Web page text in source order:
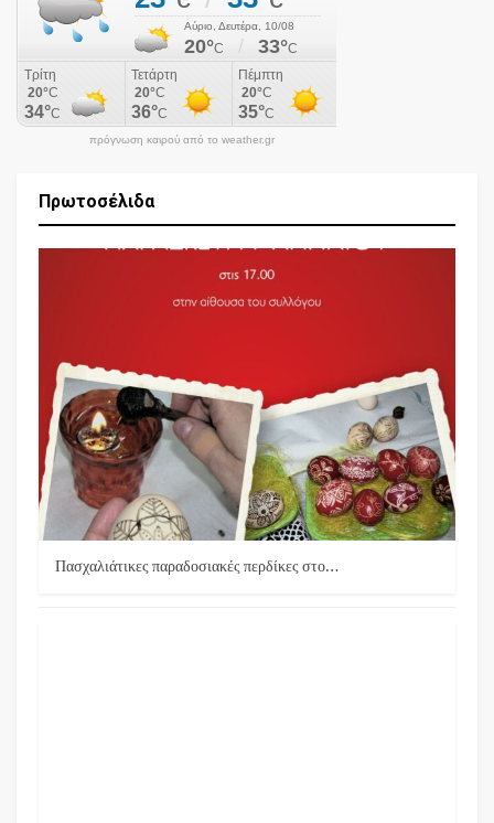
πρόγνωση καιρού από το weather.gr
Πρωτοσέλιδα
Πασχαλιάτικες παραδοσιακές περδίκες στο…